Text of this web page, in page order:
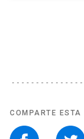
COMPARTE ESTA